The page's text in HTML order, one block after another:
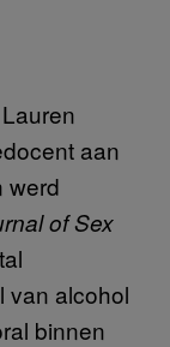
aan
werd
of Sex
van alcohol
binnen